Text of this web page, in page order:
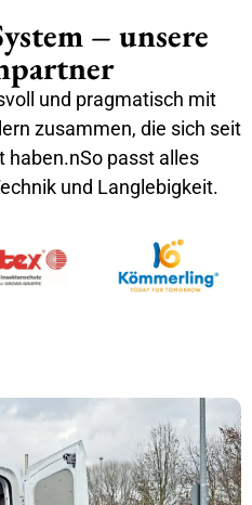
– unsere
und pragmatisch mit
zusammen, die sich seit
passt alles
und Langlebigkeit.